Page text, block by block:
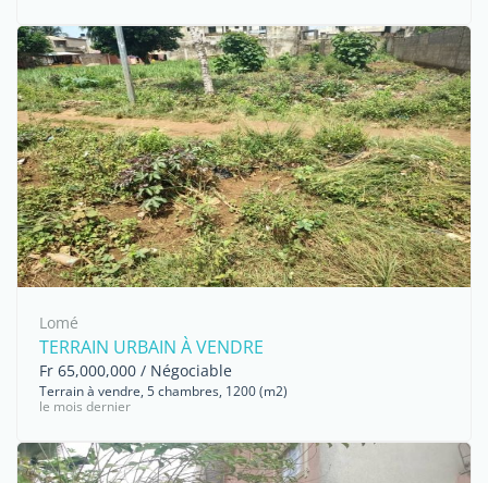
Lomé
TERRAIN URBAIN À VENDRE
Fr 65,000,000 / Négociable
Terrain à vendre, 5 chambres, 1200 (m2)
le mois dernier